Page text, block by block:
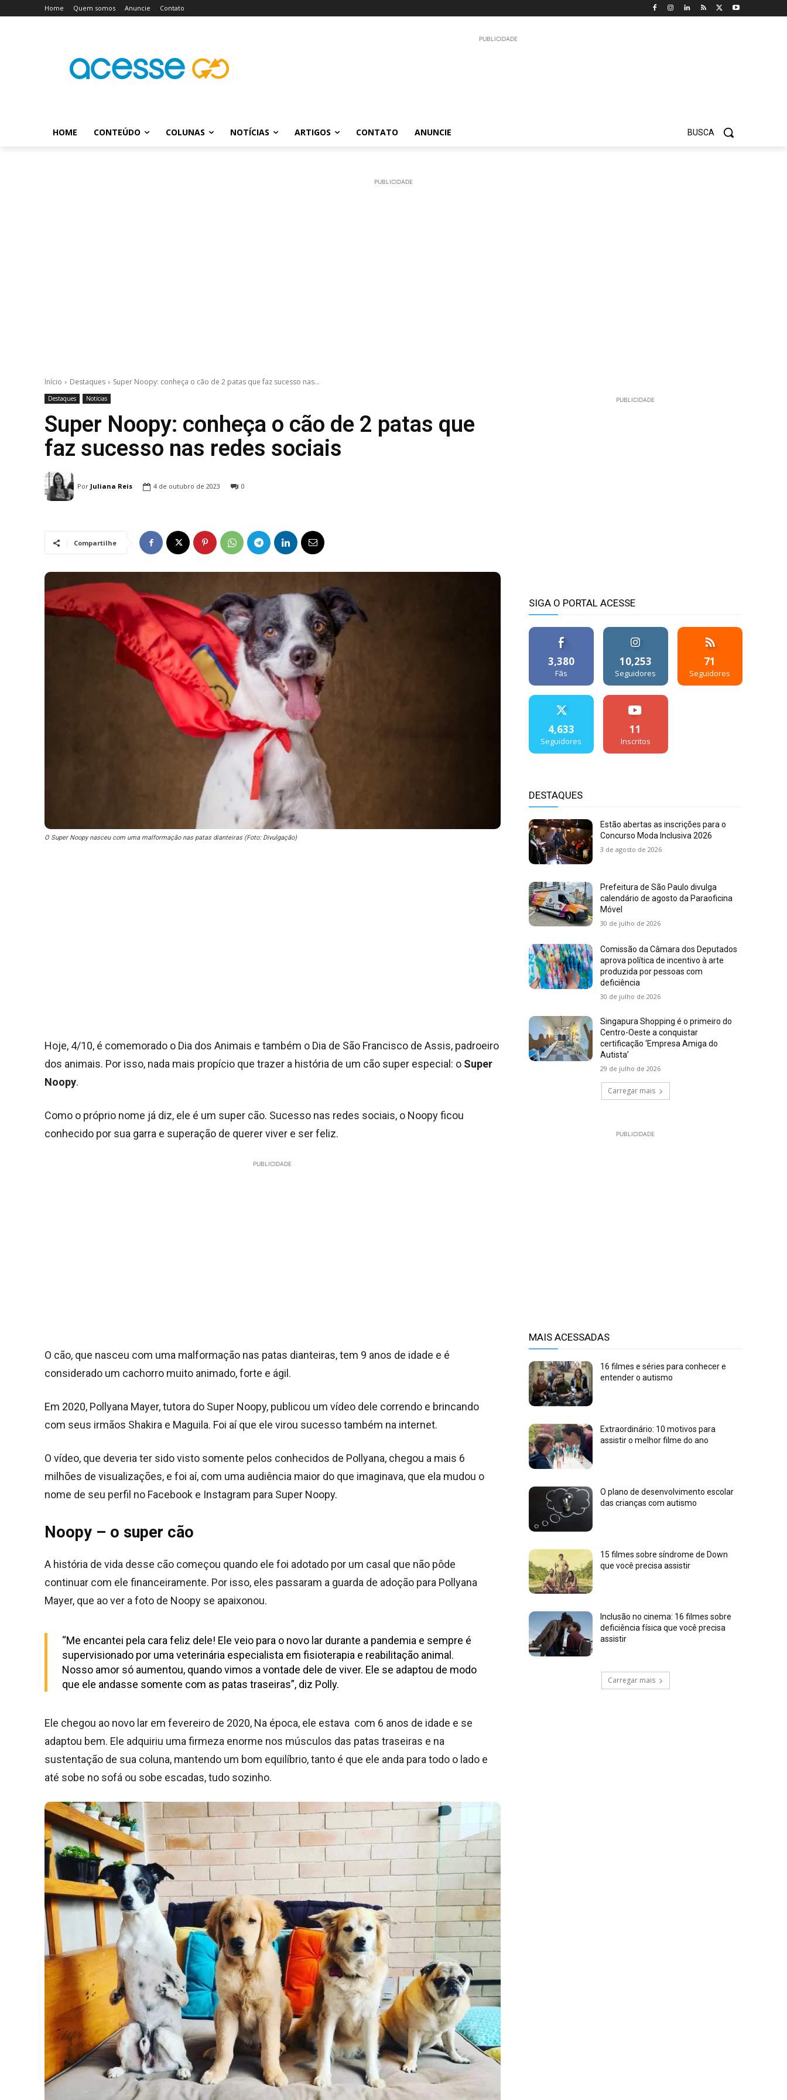
Home Quem somos Anuncie Contato
PUBLICIDADE
HOME CONTEÚDO COLUNAS NOTÍCIAS ARTIGOS CONTATO ANUNCIE BUSCA
PUBLICIDADE
Início Destaques Super Noopy: conheça o cão de 2 patas que faz sucesso nas...
Destaques Notícias
Super Noopy: conheça o cão de 2 patas que
faz sucesso nas redes sociais
Por Juliana Reis 4 de outubro de 2023 0
Compartilhe
O Super Noopy nasceu com uma malformação nas patas dianteiras (Foto: Divulgação)
Hoje, 4/10, é comemorado o Dia dos Animais e também o Dia de São Francisco de Assis, padroeiro
dos animais. Por isso, nada mais propício que trazer a história de um cão super especial: o Super
Noopy.
Como o próprio nome já diz, ele é um super cão. Sucesso nas redes sociais, o Noopy ficou
conhecido por sua garra e superação de querer viver e ser feliz.
PUBLICIDADE
O cão, que nasceu com uma malformação nas patas dianteiras, tem 9 anos de idade e é
considerado um cachorro muito animado, forte e ágil.
Em 2020, Pollyana Mayer, tutora do Super Noopy, publicou um vídeo dele correndo e brincando
com seus irmãos Shakira e Maguila. Foi aí que ele virou sucesso também na internet.
O vídeo, que deveria ter sido visto somente pelos conhecidos de Pollyana, chegou a mais 6
milhões de visualizações, e foi aí, com uma audiência maior do que imaginava, que ela mudou o
nome de seu perfil no Facebook e Instagram para Super Noopy.
Noopy – o super cão
A história de vida desse cão começou quando ele foi adotado por um casal que não pôde
continuar com ele financeiramente. Por isso, eles passaram a guarda de adoção para Pollyana
Mayer, que ao ver a foto de Noopy se apaixonou.
“Me encantei pela cara feliz dele! Ele veio para o novo lar durante a pandemia e sempre é
supervisionado por uma veterinária especialista em fisioterapia e reabilitação animal.
Nosso amor só aumentou, quando vimos a vontade dele de viver. Ele se adaptou de modo
que ele andasse somente com as patas traseiras”, diz Polly.
Ele chegou ao novo lar em fevereiro de 2020, Na época, ele estava com 6 anos de idade e se
adaptou bem. Ele adquiriu uma firmeza enorme nos músculos das patas traseiras e na
sustentação de sua coluna, mantendo um bom equilíbrio, tanto é que ele anda para todo o lado e
até sobe no sofá ou sobe escadas, tudo sozinho.
PUBLICIDADE
SIGA O PORTAL ACESSE
3,380
Fãs
10,253
Seguidores
71
Seguidores
4,633
Seguidores
11
Inscritos
DESTAQUES
Estão abertas as inscrições para o
Concurso Moda Inclusiva 2026
3 de agosto de 2026
Prefeitura de São Paulo divulga
calendário de agosto da Paraoficina
Móvel
30 de julho de 2026
Comissão da Câmara dos Deputados
aprova política de incentivo à arte
produzida por pessoas com
deficiência
30 de julho de 2026
Singapura Shopping é o primeiro do
Centro-Oeste a conquistar
certificação ‘Empresa Amiga do
Autista’
29 de julho de 2026
Carregar mais
PUBLICIDADE
MAIS ACESSADAS
16 filmes e séries para conhecer e
entender o autismo
Extraordinário: 10 motivos para
assistir o melhor filme do ano
O plano de desenvolvimento escolar
das crianças com autismo
15 filmes sobre síndrome de Down
que você precisa assistir
Inclusão no cinema: 16 filmes sobre
deficiência física que você precisa
assistir
Carregar mais